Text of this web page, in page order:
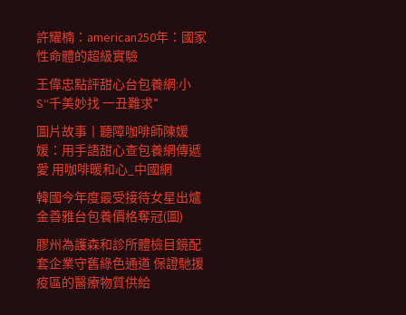
許耀楠：american250年：國家
性命體的超級實驗
王偉忠點評甜心台包養網:小
S“千美妙找 一丑難求”
圖片故事丨聽障咖啡師陳媛
媛：用手語甜心查包養網傳遞
愛 用咖啡暖和心_中國網
韓國今年度最受接待女星出爐
金善雅台包養價格奪冠(圖)
膠州為護森和診所體檢目鏡配
套企業守舊綠色通道 保證馳援
疫區的醫療物質供給